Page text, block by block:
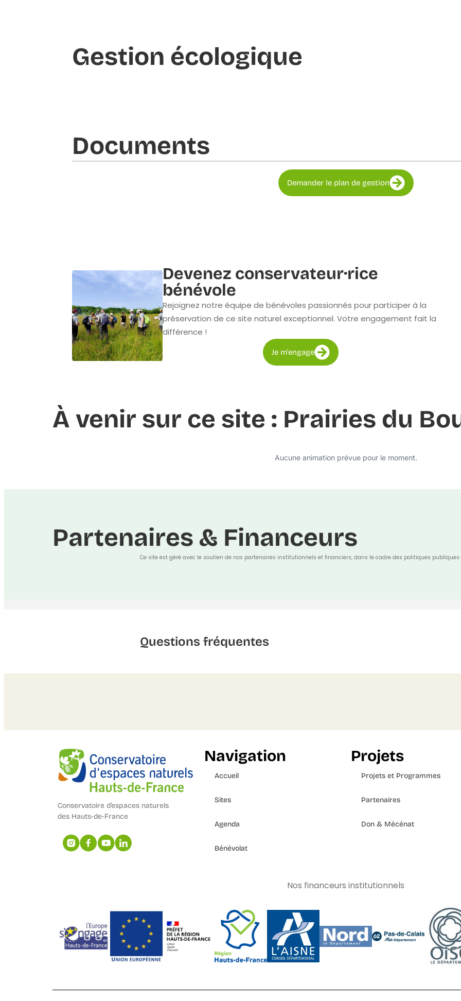
Gestion écologique
Documents​
Demander le plan de gestion
Devenez conservateur·rice
bénévole
Rejoignez notre équipe de bénévoles passionnés pour participer à la
préservation de ce site naturel exceptionnel. Votre engagement fait la
différence !
Je m'engage
À venir sur ce site : Prairies du
Aucune animation prévue pour le moment.
Partenaires & Financeurs
Ce site est géré avec le soutien de nos partenaires institutionnels et financiers, dans le cadre des politiques
Questions fréquentes
Conservatoire d’espaces naturels
des Hauts-de-France
Navigation
Accueil
Sites
Agenda
Bénévolat
Projets
Projets et Programmes
Partenaires
Don & Mécénat
Nos financeurs institutionnels